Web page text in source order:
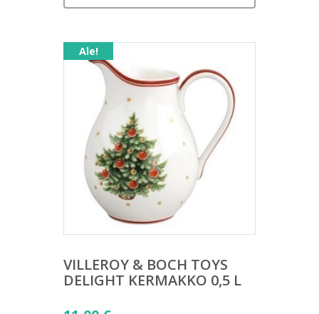
Ale!
VILLEROY & BOCH TOYS
DELIGHT KERMAKKO 0,5 L